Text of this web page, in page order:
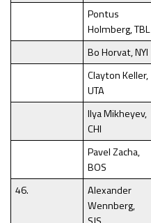
Pontus
Holmberg, TBL
Bo Horvat, NYI
Clayton Keller,
UTA
Ilya Mikheyev,
CHI
Pavel Zacha,
BOS
46.
Alexander
Wennberg,